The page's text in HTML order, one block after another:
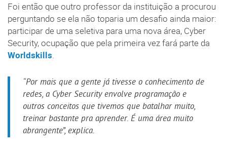
Foi então que outro professor da instituição a procurou
perguntando se ela não toparia um desafio ainda maior:
participar de uma seletiva para uma nova área, Cyber
Security, ocupação que pela primeira vez fará parte da
Worldskills.
“Por mais que a gente já tivesse o conhecimento de
redes, a Cyber Security envolve programação e
outros conceitos que tivemos que batalhar muito,
treinar bastante pra aprender. É uma área muito
abrangente”, explica.